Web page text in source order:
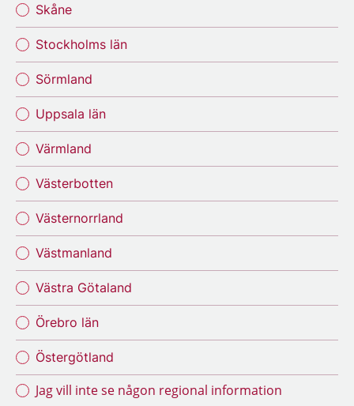
Skåne
Stockholms län
Sörmland
Uppsala län
Värmland
Västerbotten
Västernorrland
Västmanland
Västra Götaland
Örebro län
Östergötland
Jag vill inte se någon regional information